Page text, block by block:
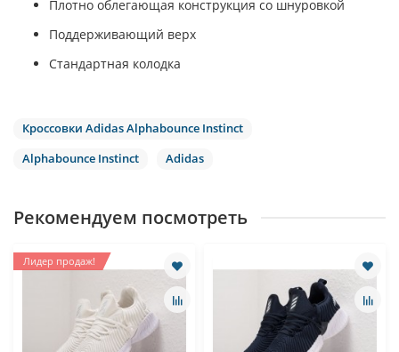
Плотно облегающая конструкция со шнуровкой
Поддерживающий верх
Стандартная колодка
Кроссовки Adidas Alphabounce Instinct
Alphabounce Instinct
Adidas
Рекомендуем посмотреть
Лидер продаж!